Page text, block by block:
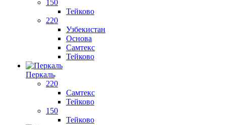
150
Тейково
220
Узбекистан
Основа
Самтекс
Тейково
Перкаль
220
Самтекс
Тейково
150
Тейково